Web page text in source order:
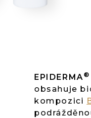
EPIDERMA ®
obsahuje
kompozici